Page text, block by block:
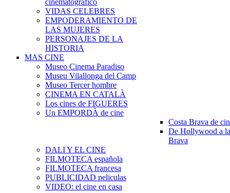
cinematográfico
VIDAS CELEBRES
EMPODERAMIENTO DE
LAS MUJERES
PERSONAJES DE LA
HISTORIA
MAS CINE
Museo Cinema Paradiso
Museu Vilallonga del Camp
Museo Tercer hombre
CINEMA EN CATALÀ
Los cines de FIGUERES
Un EMPORDÀ de cine
Costa Brava de
De Hollywood a
Brava
DALI Y EL CINE
FILMOTECA española
FILMOTECA francesa
PUBLICIDAD peliculas
VIDEO: el cine en casa